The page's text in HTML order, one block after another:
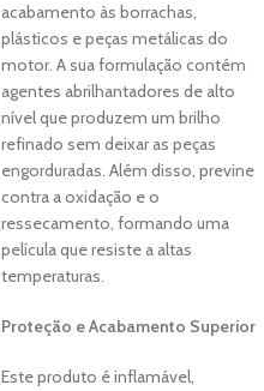
acabamento às borrachas,
plásticos e peças metálicas do
motor. A sua formulação contém
agentes abrilhantadores de alto
nível que produzem um brilho
refinado sem deixar as peças
engorduradas. Além disso, previne
contra a oxidação e o
ressecamento, formando uma
película que resiste a altas
temperaturas.
Proteção e Acabamento Superior
Este produto é inflamável,